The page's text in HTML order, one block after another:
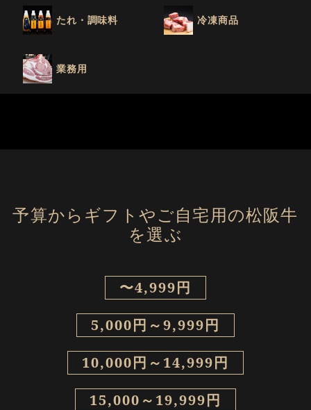
たれ・調味料 冷凍商品
業務用
予算からギフトやご自宅用の松阪牛
を選ぶ
〜4,999円
5,000円～9,999円
10,000円～14,999円
15,000～19,999円